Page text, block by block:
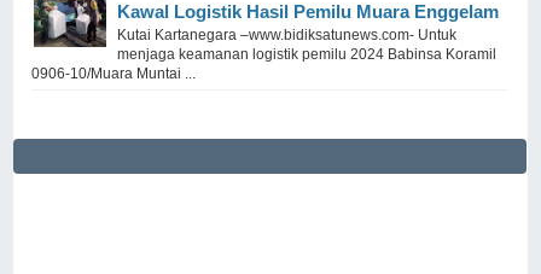
Kawal Logistik Hasil Pemilu Muara Enggelam
Kutai Kartanegara –www.bidiksatunews.com- Untuk
menjaga keamanan logistik pemilu 2024 Babinsa Koramil
0906-10/Muara Muntai ...